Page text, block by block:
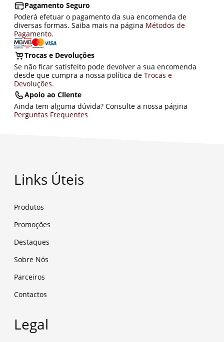
Pagamento Seguro
Poderá efetuar o pagamento da sua encomenda de
diversas formas. Saiba mais na página Métodos de
Pagamento.
Trocas e Devoluções
Se não ficar satisfeito pode devolver a sua encomenda
desde que cumpra a nossa política de Trocas e
Devoluções.
Apoio ao Cliente
Ainda tem alguma dúvida? Consulte a nossa página
Perguntas Frequentes
Links Úteis
Produtos
Promoções
Destaques
Sobre Nós
Parceiros
Contactos
Legal